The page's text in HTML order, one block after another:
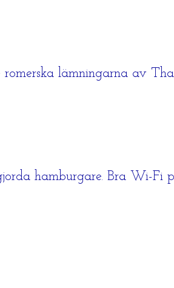
lämningarna av
hamburgare. Bra Wi-Fi